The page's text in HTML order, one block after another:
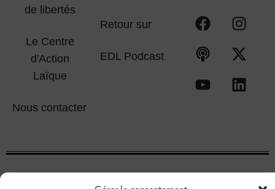
de libertés
Le Centre
d'Action
Laïque
Nous contacter
Retour sur
EDL Podcast